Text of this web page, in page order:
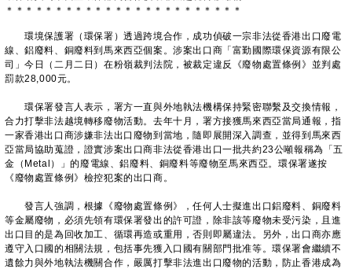
＊ ＊ ＊ ＊ ＊ ＊ ＊ ＊ ＊ ＊ ＊ ＊ ＊ ＊ ＊ ＊ ＊ ＊ ＊ ＊ ＊ ＊ ＊ ＊
環境保護署（環保署）透過跨境合作，成功偵破一宗非法從香港出口廢電
線、鋁廢料、銅廢料到馬來西亞個案。涉案出口商「富勤國際環保資源有限公
司」今日（二月二日）在粉嶺裁判法院，被裁定違反《廢物處置條例》並判處
罰款28,000元。
環保署發言人表示，署方一直與外地執法機構保持緊密聯繫及交換情報，
合力打擊非法越境轉移廢物活動。去年十月，署方接獲馬來西亞當局通報，指
一家香港出口商涉嫌非法出口廢物到當地，隨即展開深入調查，並得到馬來西
亞當局協助蒐證，證實涉案出口商非法從香港出口一批共約23公噸報稱為「五
金（Metal）」的廢電線、鋁廢料、銅廢料等廢物至馬來西亞。環保署遂按
《廢物處置條例》檢控犯案的出口商。
發言人強調，根據《廢物處置條例》，任何人士擬進出口鋁廢料、銅廢料
等金屬廢物，必須先領有環保署發出的許可證，除非該等廢物未受污染，且進
出口目的是為回收加工、循環再造或重用，否則即屬違法。另外，出口商亦應
遵守入口國的相關法規，包括事先獲入口國有關部門批准等。環保署會繼續不
遺餘力與外地執法機關合作，嚴厲打擊非法進出口廢物的活動，防止香港成為